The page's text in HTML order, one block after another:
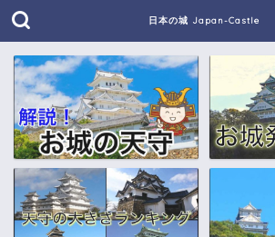
日本の城 Japan-Castle